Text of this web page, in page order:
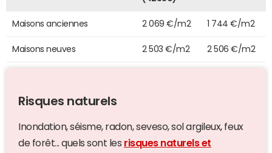
Maisons anciennes 2 069 €/m2 1 744 €/m2
Maisons neuves 2 503 €/m2 2 506 €/m2
Risques naturels
Inondation, séisme, radon, seveso, sol argileux, feux
de forêt... quels sont les risques naturels et